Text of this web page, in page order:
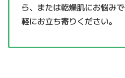
ら、または乾燥肌にお悩み
軽にお立ち寄りください。